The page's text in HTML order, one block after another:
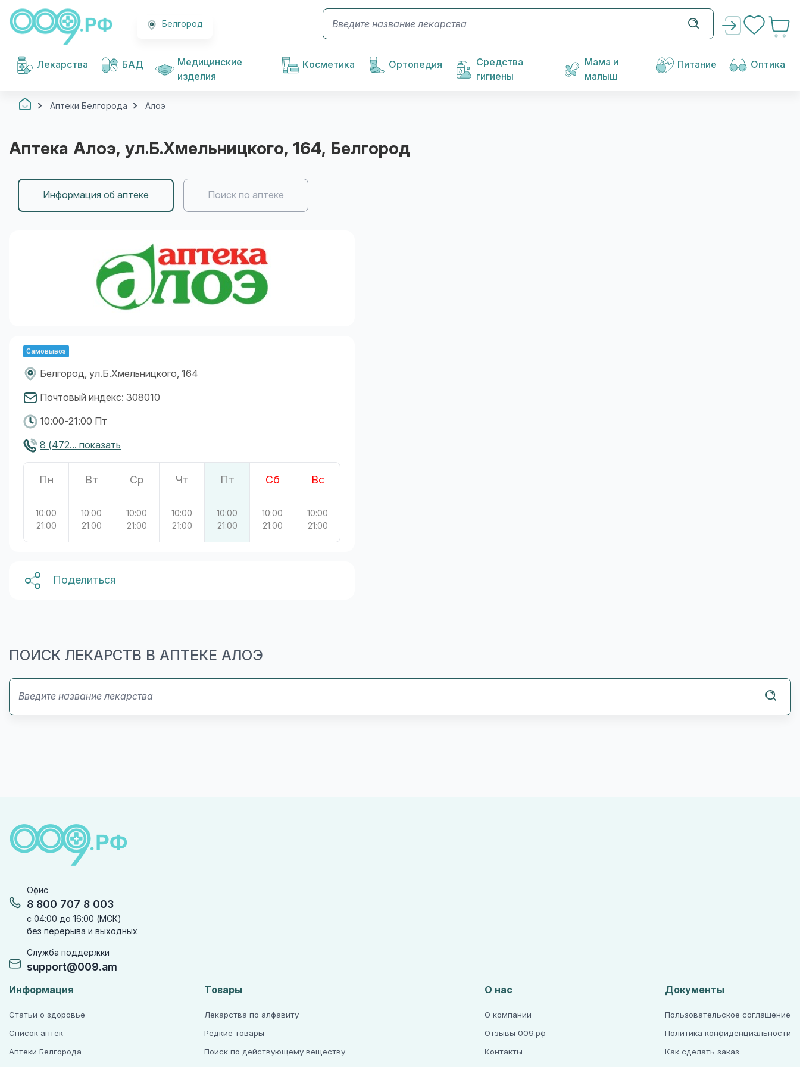
Белгород
Лекарства БАД
Медицинские
изделия
Косметика Ортопедия
Средства
гигиены
Мама и
малыш
Питание Оптика
Аптеки Белгорода Алоэ
Аптека Алоэ, ул.Б.Хмельницкого, 164, Белгород
Информация об аптеке Поиск по аптеке
Самовывоз
Белгород, ул.Б.Хмельницкого, 164
Почтовый индекс: 308010
10:00-21:00 Пт
8 (472... показать
Пн
10:00
21:00
Вт
10:00
21:00
Ср
10:00
21:00
Чт
10:00
21:00
Пт
10:00
21:00
Сб
10:00
21:00
Вс
10:00
21:00
Поделиться
ПОИСК ЛЕКАРСТВ В АПТЕКЕ АЛОЭ
Офис
8 800 707 8 003
с 04:00 до 16:00 (МСК)
без перерыва и выходных
Служба поддержки
support@009.am
Информация
Статьи о здоровье
Список аптек
Аптеки Белгорода
Товары
Лекарства по алфавиту
Редкие товары
Поиск по действующему веществу
О нас
О компании
Отзывы 009.рф
Контакты
Документы
Пользовательское соглашение
Политика конфиденциальности
Как сделать заказ